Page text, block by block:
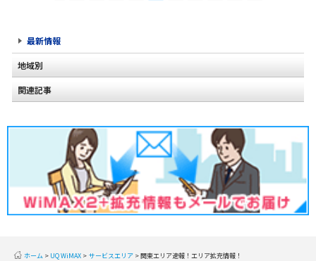
最新情報
地域別
北海道
甲信越
北陸
関連記事
ホーム UQ WiMAX サービスエリア 関東エリア速報！エリア拡充情報！